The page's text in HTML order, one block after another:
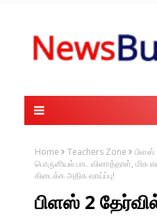
Home Teachers Zone
பிளஸ்
பொருளியல் பாட வினாத்தாள், மிக
கிடைக்க அதிக வாய்ப்பு!
பிளஸ் 2